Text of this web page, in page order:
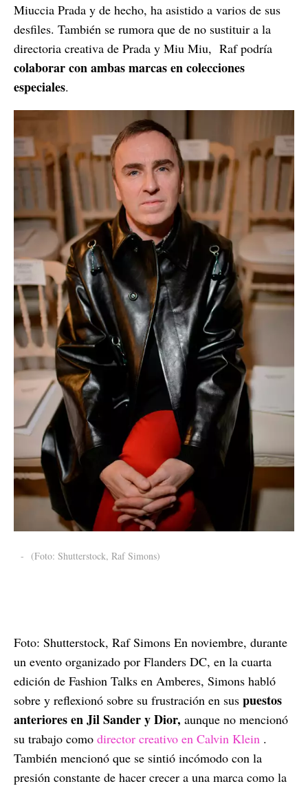
Miuccia Prada y de hecho, ha asistido a varios de sus
desfiles. También se rumora que de no sustituir a la
directoria creativa de Prada y Miu Miu, Raf podría
colaborar con ambas marcas en colecciones
especiales.
- (Foto: Shutterstock, Raf Simons)
Foto: Shutterstock, Raf Simons En noviembre, durante
un evento organizado por Flanders DC, en la cuarta
edición de Fashion Talks en Amberes, Simons habló
sobre y reflexionó sobre su frustración en sus puestos
anteriores en Jil Sander y Dior, aunque no mencionó
su trabajo como director creativo en Calvin Klein .
También mencionó que se sintió incómodo con la
presión constante de hacer crecer a una marca como la